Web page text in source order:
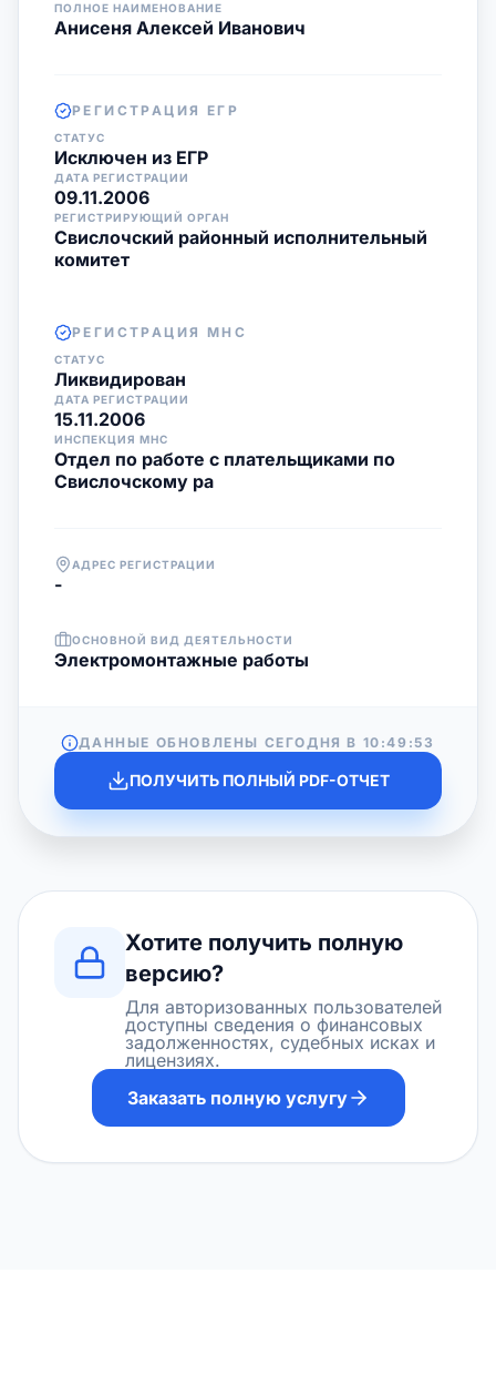
ПОЛНОЕ НАИМЕНОВАНИЕ
Анисеня Алексей Иванович
РЕГИСТРАЦИЯ ЕГР
СТАТУС
Исключен из ЕГР
ДАТА РЕГИСТРАЦИИ
09.11.2006
РЕГИСТРИРУЮЩИЙ ОРГАН
Свислочский районный исполнительный
комитет
РЕГИСТРАЦИЯ МНС
СТАТУС
Ликвидирован
ДАТА РЕГИСТРАЦИИ
15.11.2006
ИНСПЕКЦИЯ МНС
Отдел по работе с плательщиками по
Свислочскому ра
АДРЕС РЕГИСТРАЦИИ
-
ОСНОВНОЙ ВИД ДЕЯТЕЛЬНОСТИ
Электромонтажные работы
ДАННЫЕ ОБНОВЛЕНЫ СЕГОДНЯ В 10:49:53
ПОЛУЧИТЬ ПОЛНЫЙ PDF-ОТЧЕТ
Хотите получить полную
версию?
Для авторизованных пользователей
доступны сведения о финансовых
задолженностях, судебных исках и
лицензиях.
Заказать полную услугу